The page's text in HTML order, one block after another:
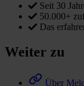
Seit 30
50.000+
Das
Weiter zu
Über